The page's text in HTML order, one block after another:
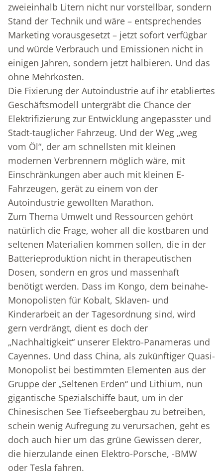
zweieinhalb Litern nicht nur vorstellbar, sondern
Stand der Technik und wäre – entsprechendes
Marketing vorausgesetzt – jetzt sofort verfügbar
und würde Verbrauch und Emissionen nicht in
einigen Jahren, sondern jetzt halbieren. Und das
ohne Mehrkosten.
Die Fixierung der Autoindustrie auf ihr etabliertes
Geschäftsmodell untergräbt die Chance der
Elektrifizierung zur Entwicklung angepasster und
Stadt-tauglicher Fahrzeug. Und der Weg „weg
vom Öl“, der am schnellsten mit kleinen
modernen Verbrennern möglich wäre, mit
Einschränkungen aber auch mit kleinen E-
Fahrzeugen, gerät zu einem von der
Autoindustrie gewollten Marathon.
Zum Thema Umwelt und Ressourcen gehört
natürlich die Frage, woher all die kostbaren und
seltenen Materialien kommen sollen, die in der
Batterieproduktion nicht in therapeutischen
Dosen, sondern en gros und massenhaft
benötigt werden. Dass im Kongo, dem beinahe-
Monopolisten für Kobalt, Sklaven- und
Kinderarbeit an der Tagesordnung sind, wird
gern verdrängt, dient es doch der
„Nachhaltigkeit“ unserer Elektro-Panameras und
Cayennes. Und dass China, als zukünftiger Quasi-
Monopolist bei bestimmten Elementen aus der
Gruppe der „Seltenen Erden“ und Lithium, nun
gigantische Spezialschiffe baut, um in der
Chinesischen See Tiefseebergbau zu betreiben,
schein wenig Aufregung zu verursachen, geht es
doch auch hier um das grüne Gewissen derer,
die hierzulande einen Elektro-Porsche, -BMW
oder Tesla fahren.